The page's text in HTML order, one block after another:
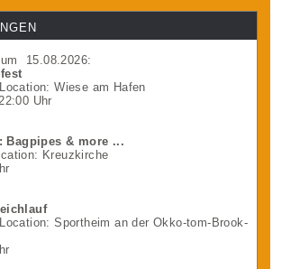
15.08.2026:
Wiese am Hafen
Uhr
Bagpipes & more ...
Kreuzkirche
Sportheim an der Okko-tom-Brook-